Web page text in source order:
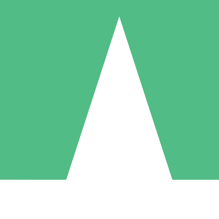
Individuele Creditpakketten
per gebruik met downloadtegoeden. Geen maandelijkse verplichting
5 Downloaden
US$